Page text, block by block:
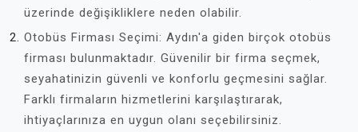
üzerinde değişikliklere neden olabilir.
Otobüs Firması Seçimi: Aydın'a giden birçok otobüs
firması bulunmaktadır. Güvenilir bir firma seçmek,
seyahatinizin güvenli ve konforlu geçmesini sağlar.
Farklı firmaların hizmetlerini karşılaştırarak,
ihtiyaçlarınıza en uygun olanı seçebilirsiniz.